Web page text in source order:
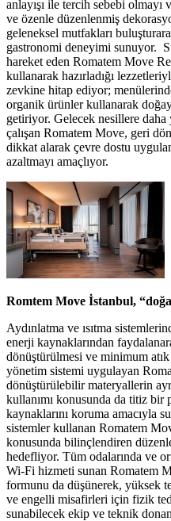
anlayışı ile tercih sebebi
ve özenle düzenlenmiş
geleneksel mutfakları
gastronomi deneyimi sunuyor.
hareket eden Romatem Move
kullanarak hazırladığı
zevkine hitap ediyor;
organik ürünler kullanarak
getiriyor. Gelecek nesillere
çalışan Romatem Move, geri
dikkat alarak çevre dostu
azaltmayı amaçlıyor.
Romtem Move İstanbul,
Aydınlatma ve ısıtma
enerji kaynaklarından
dönüştürülmesi ve minimum
yönetim sistemi uygulayan
dönüştürülebilir materyallerin
kullanımı konusunda da titiz bir
kaynaklarını koruma amacıyla
sistemler kullanan Romatem
konusunda bilinçlendiren
hedefliyor. Tüm odalarında ve
Wi-Fi hizmeti sunan Romatem
formunu da düşünerek, yüksek
ve engelli misafirleri için fizik
sunabilecek ekip ve teknik